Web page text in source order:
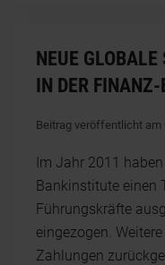
NEUE
IN DER
Beitrag veröffentlicht am
Im Jahr 2011
Bankinstitute einen
Führungskräfte
eingezogen.
Zahlungen